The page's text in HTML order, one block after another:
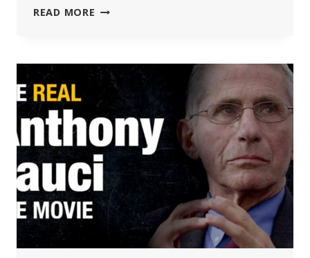
READ MORE “KO
NA
POTI
IN
TOTALITARIZEM,”
JE
ODBORU
PREDSTAVNIŠKEGA
DOMA
ROBERT